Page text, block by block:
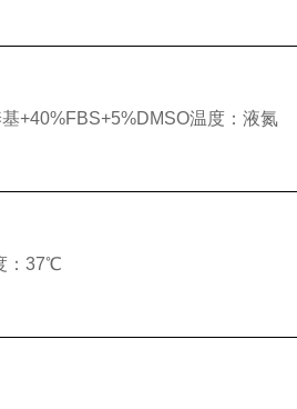
+40%FBS+5%DMSO温度：液氮
：37℃